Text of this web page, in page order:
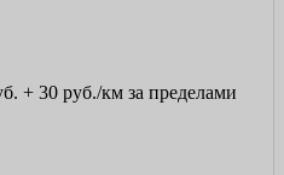
+ 30 руб./км за пределами